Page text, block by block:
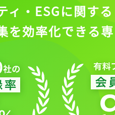
ィ・ESGに関する
を効率化できる